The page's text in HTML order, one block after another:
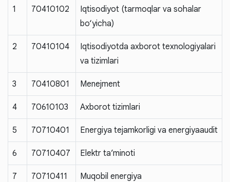
1 70410102
Iqtisodiyot (tarmoqlar va sohalar
bo‘yicha)
2 70410104
Iqtisodiyotda axborot texnologiyalari
va tizimlari
3 70410801 Menejment
4 70610103 Axborot tizimlari
5 70710401 Energiya tejamkorligi va energiyaaudit
6 70710407 Elektr ta’minoti
7 70710411 Muqobil energiya